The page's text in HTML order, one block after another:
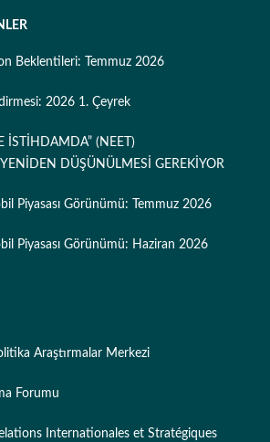
Beklentileri: Temmuz 2026
2026 1. Çeyrek
İSTİHDAMDA” (NEET)
DÜŞÜNÜLMESİ GEREKİYOR
Piyasası Görünümü: Temmuz 2026
Piyasası Görünümü: Haziran 2026
Araştırmalar Merkezi
Forumu
Internationales et Stratégiques